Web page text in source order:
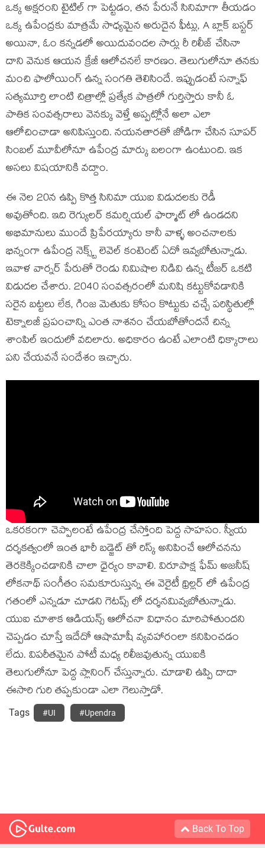
ఒక్క అక్షరంని టైటిల్ గా పెట్టడం, తన పేరునే సినిమాగా తీయడం
ఒక్క ఉపేంద్రకు మాత్రమే సాధ్యమైన అరుదైన ఫీట్లు, A బ్లాక్ బస్టర్
అయినా, ఓం కన్నడలో అయిదువందల సార్లు రీ రిలీజ్ చేసినా
దాని వెనుక ఆయన క్రేజీ ఆలోచనలే కారణం. తెలుగులోనూ తనకు
మంచి ఫాలోయింగ్ ఉన్న సంగతి తెలిసిందే. ఇప్పుడంటే సన్నాఫ్
సత్యమూర్తి లాంటి చిత్రాల్లో ప్రత్యేక పాత్రలో గుర్తిస్తారు కానీ ఓ
పాతిక సంవత్సరాలు వెనక్కు వెళ్తే అప్పట్లోనే అలా ఎలా
ఆలోచించాడా అనిపిస్తుంది. నయనతారతో జోడిగా చేసిన సూపర్
సింబల్ మూవీలోనూ ఉపేంద్ర మార్కు బలంగా ఉంటుంది. ఇక
అసలు విషయానికి వద్దాం.
ఈ నెల 20న ఉప్పి కొత్త సినిమా యుఐ విడుదలకు రెడీ
అవుతోంది. ఇది రెగ్యులర్ కమర్షియల్ ఫార్మాట్ లో ఉండదని
అభిమానులు ముందే ప్రిపేరయ్యారు కానీ వాళ్ళ అంచనాలకు
భిన్నంగా ఉపేంద్ర నెక్స్ట్ లెవెల్ కంటెంట్ ఏదో ఇవ్వబోతున్నాడు.
ఇవాళ వార్నర్ పేరుతో రెండు నిమిషాల నిడివి ఉన్న టీజర్ ఒకటి
విడుదల చేశారు. 2040 సంవత్సరంలో మనిషి కట్టుకోవడానికి
సరైన బట్టలు లేక, గింజ మెతుకు కోసం కొట్టుకు చచ్చే పరిస్థితుల్లో
టెక్నాలజీ ప్రపంచాన్ని ఎంత నాశనం చేయబోతోందనే చిన్న
శాంపిల్ ఇందులో వదిలారు. అధికారం ఉంటే ఎలాంటి ధిక్కారాలు
పని చేయవనే సందేశం ఇచ్చారు.
ఒకరకంగా చెప్పాలంటే ఉపేంద్ర చేస్తోంది పెద్ద సాహసం. స్వీయ
దర్శకత్వంలో ఇంత భారీ బడ్జెట్ తో రిస్క్ అనిపించే ఆలోచనను
తెరకెక్కించడానికి చాలా ధైర్యం కావాలి. విరూపాక్ష ఫేమ్ అజనీష్
లోకనాథ్ సంగీతం సమకూరుస్తున్న ఈ వెరైటీ థ్రిల్లర్ లో ఉపేంద్ర
గతంలో ఎన్నడూ చూడని గెటప్స్ లో దర్శనమివ్వబోతున్నాడు.
యుఐ చూశాక ఆడియన్స్ ఆలోచనా విధానం మారిపోతుందని
చెప్పడం చూస్తే ఇదేదో ఆషామాషీ వ్యవహారంలా కనిపించడం
లేదు. విపరీతమైన పోటీ మధ్య రిలీజవుతున్న యుఐకి
తెలుగులోనూ పెద్ద ప్లానింగ్ చేస్తున్నారు. చూడాలి ఉప్పి దాదా
ఈసారి గురి తప్పకుండా ఎలా గెలుస్తాడో.
Tags #UI #Upendra
Back To Top